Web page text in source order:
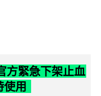
方緊急下架止血
用